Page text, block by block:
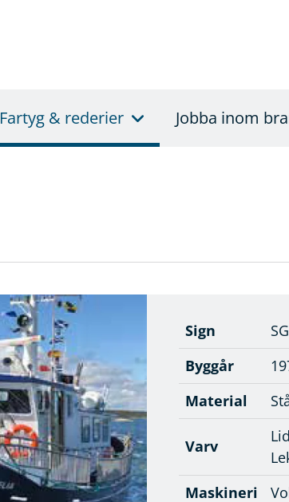
Fartyg & rederier Jobba inom
Sign
Byggår
Material
Varv
Maskineri